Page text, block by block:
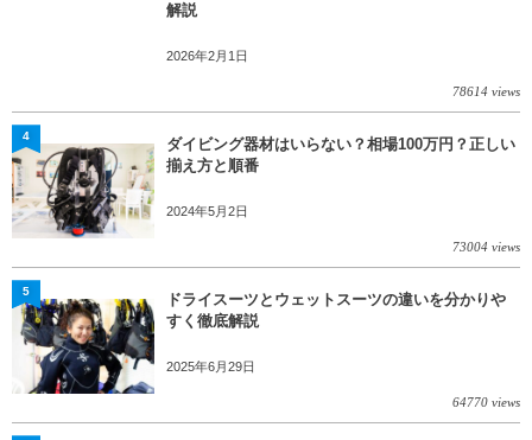
解説
2026年2月1日
78614 views
ダイビング器材はいらない？相場100万円？正しい
揃え方と順番
2024年5月2日
73004 views
4
ドライスーツとウェットスーツの違いを分かりや
すく徹底解説
2025年6月29日
64770 views
5